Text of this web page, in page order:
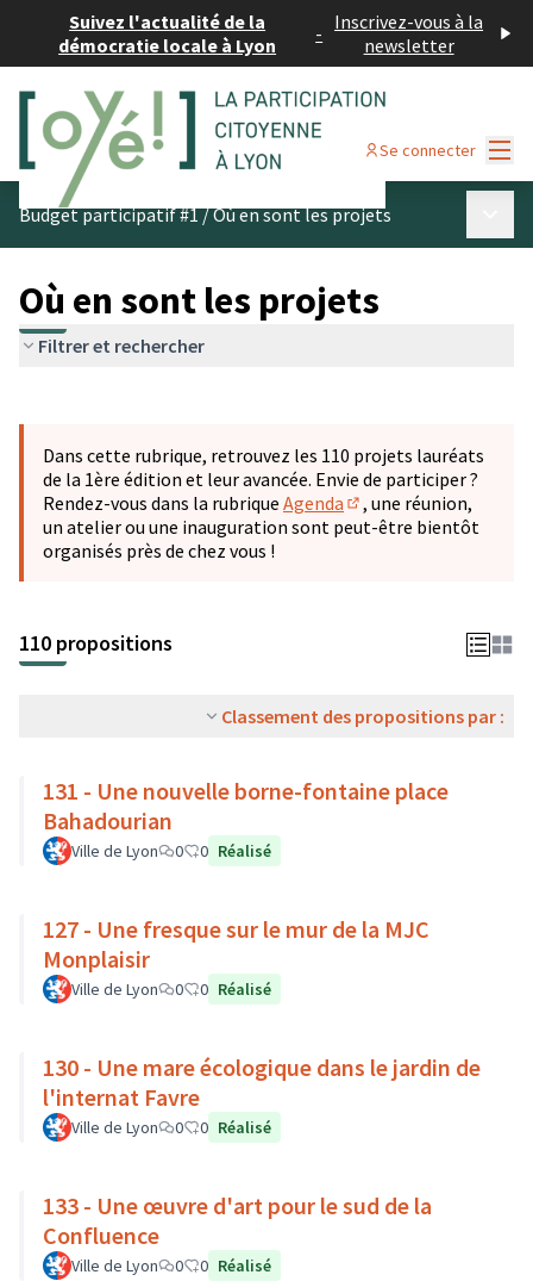
Suivez l'actualité de la
démocratie locale à Lyon
- Inscrivez-vous à la
newsletter
Se connecter
Budget participatif #1/Où en sont les projets
Où en sont les projets
Filtrer et rechercher
−
Dans cette rubrique, retrouvez les 110 projets lauréats
de la 1ère édition et leur avancée. Envie de participer ?
Rendez-vous dans la rubrique Agenda
(S'ouvre dans un
, une réunion,
un atelier ou une inauguration sont peut-être bientôt
organisés près de chez vous !
110 propositions
Classement des propositions par :
131 - Une nouvelle borne-fontaine place
Bahadourian
Ville de Lyon 0 0 Réalisé
127 - Une fresque sur le mur de la MJC
Monplaisir
Ville de Lyon 0 0 Réalisé
130 - Une mare écologique dans le jardin de
l'internat Favre
Ville de Lyon 0 0 Réalisé
133 - Une œuvre d'art pour le sud de la
Confluence
Ville de Lyon 0 0 Réalisé